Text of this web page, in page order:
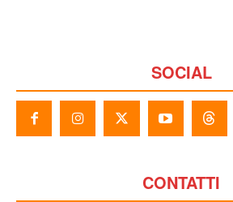
SOCIAL
CONTATTI